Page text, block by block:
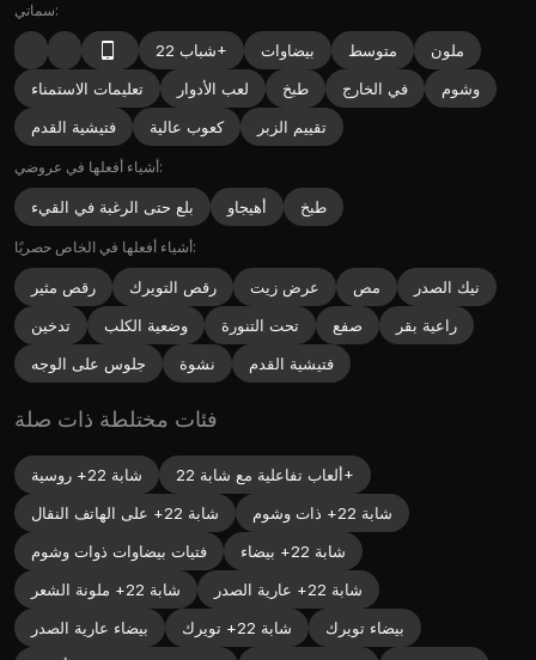
سماتي:
شباب 22+ بيضاوات متوسط
ملون
تعليمات الاستمناء
لعب الأدوار طبخ في الخارج
وشوم
فتيشية القدم
كعوب عالية تقييم الزبر
أشياء أفعلها في عروضي:
بلع حتى الرغبة في القيء أهيجاو طبخ
أشياء أفعلها في الخاص حصريًا:
رقص مثير رقص التويرك عرض زيت مص
نيك الصدر
تدخين
وضعية الكلب تحت التنورة صفع
راعية بقر
جلوس على الوجه
نشوة فتيشية القدم
فئات مختلطة ذات صلة
شابة 22+ روسية
ألعاب تفاعلية مع شابة 22+
شابة 22+ على الهاتف النقال
شابة 22+ ذات وشوم
فتيات بيضاوات ذوات وشوم
شابة 22+ بيضاء
شابة 22+ ملونة الشعر
شابة 22+ عارية الصدر
بيضاء عارية الصدر
شابة 22+ تويرك
بيضاء تويرك